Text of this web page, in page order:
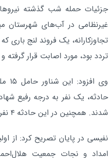
جزئیات حمله شب گذشته
غیرنظامی در آب‌های شهرستان
تجاوزکارانه، یک فروند لنج
تردد بود، مورد اصابت قرار
شدند. همچنین در این حادثه ۴ نفر مفقودالاثر هستند.
نفیسی در پایان تصریح کرد: از
امداد و نجات جمعیت